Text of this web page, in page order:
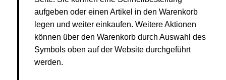
aufgeben oder einen Artikel in den Warenkorb
legen und weiter einkaufen. Weitere Aktionen
können über den Warenkorb durch Auswahl des
Symbols oben auf der Website durchgeführt
werden.